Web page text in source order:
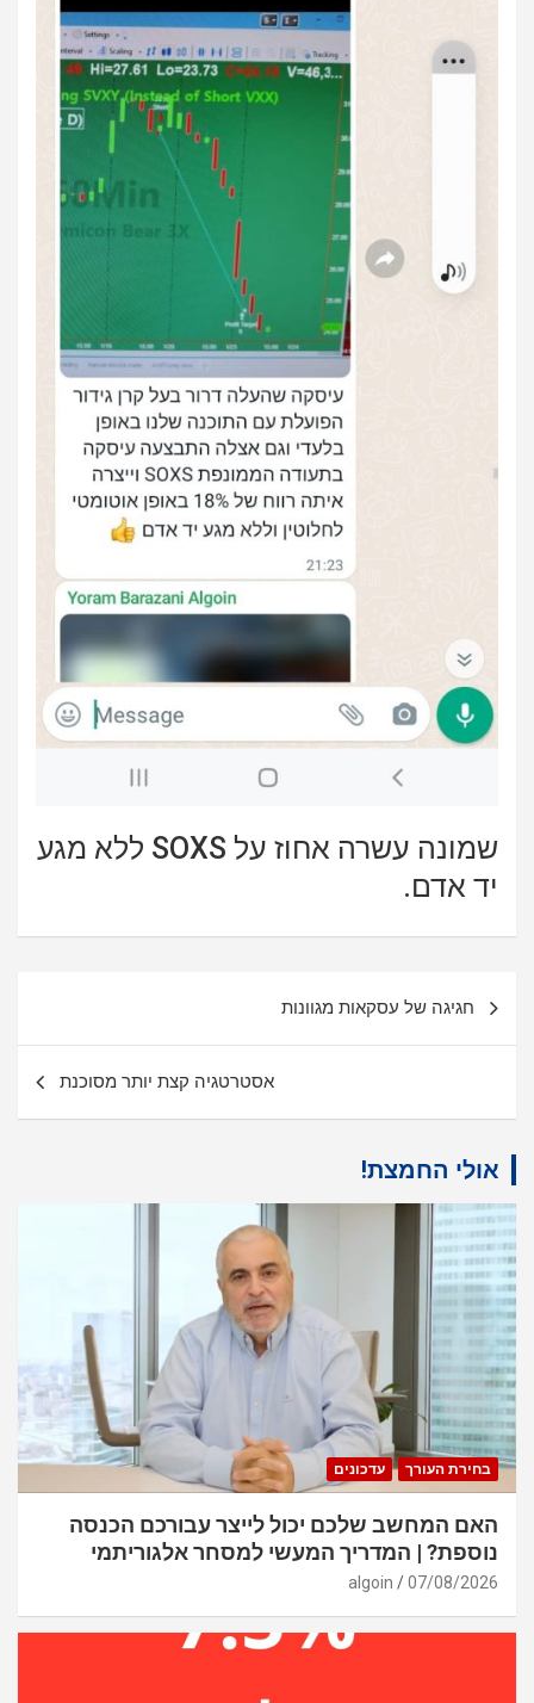
שמונה עשרה אחוז על SOXS ללא מגע
יד אדם.
חגיגה של עסקאות מגוונות
אסטרטגיה קצת יותר מסוכנת
אולי החמצת!
בחירת העורך עדכונים
האם המחשב שלכם יכול לייצר עבורכם הכנסה
נוספת? | המדריך המעשי למסחר אלגוריתמי
07/08/2026
algoin